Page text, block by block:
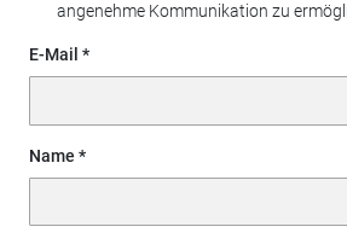
angenehme Kommunikation zu
E-Mail
Name